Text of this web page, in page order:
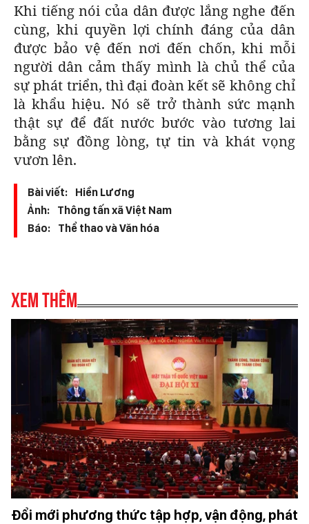
Khi tiếng nói của dân được lắng nghe đến
cùng, khi quyền lợi chính đáng của dân
được bảo vệ đến nơi đến chốn, khi mỗi
người dân cảm thấy mình là chủ thể của
sự phát triển, thì đại đoàn kết sẽ không chỉ
là khẩu hiệu. Nó sẽ trở thành sức mạnh
thật sự để đất nước bước vào tương lai
bằng sự đồng lòng, tự tin và khát vọng
vươn lên.
Bài viết:
Hiền Lương
Ảnh:
Thông tấn xã Việt Nam
Báo:
Thể thao và Văn hóa
Xem thêm
Đổi mới phương thức tập hợp, vận động, phát